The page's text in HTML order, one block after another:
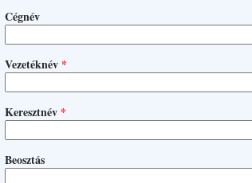
Cégnév
Vezetéknév *
Keresztnév *
Beosztás